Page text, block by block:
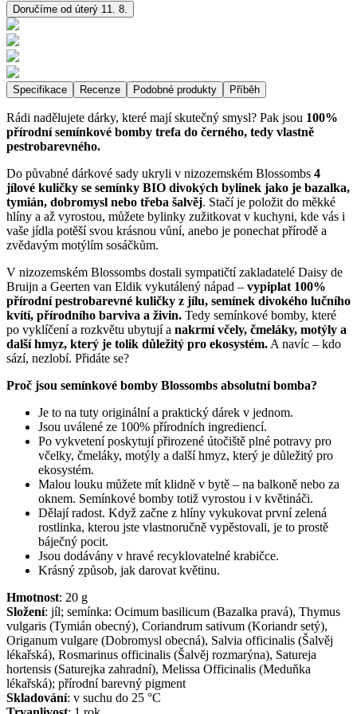
Doručíme od úterý 11. 8.
Specifikace Recenze Podobné produkty Příběh
Rádi nadělujete dárky, které mají skutečný smysl? Pak jsou 100%
přírodní semínkové bomby trefa do černého, tedy vlastně
pestrobarevného.
Do půvabné dárkové sady ukryli v nizozemském Blossombs 4
jílové kuličky se semínky BIO divokých bylinek jako je bazalka,
tymián, dobromysl nebo třeba šalvěj. Stačí je položit do měkké
hlíny a až vyrostou, můžete bylinky zužitkovat v kuchyni, kde vás i
vaše jídla potěší svou krásnou vůní, anebo je ponechat přírodě a
zvědavým motýlím sosáčkům.
V nizozemském Blossombs dostali sympatičtí zakladatelé Daisy de
Bruijn a Geerten van Eldik vykutálený nápad – vypiplat 100%
přírodní pestrobarevné kuličky z jílu, semínek divokého lučního
kvítí, přírodního barviva a živin. Tedy semínkové bomby, které
po vyklíčení a rozkvětu ubytují a nakrmí včely, čmeláky, motýly a
další hmyz, který je tolik důležitý pro ekosystém. A navíc – kdo
sází, nezlobí. Přidáte se?
Proč jsou semínkové bomby Blossombs absolutní bomba?
Je to na tuty originální a praktický dárek v jednom.
Jsou uválené ze 100% přírodních ingrediencí.
Po vykvetení poskytují přirozené útočiště plné potravy pro
včelky, čmeláky, motýly a další hmyz, který je důležitý pro
ekosystém.
Malou louku můžete mít klidně v bytě – na balkoně nebo za
oknem. Semínkové bomby totiž vyrostou i v květináči.
Dělají radost. Když začne z hlíny vykukovat první zelená
rostlinka, kterou jste vlastnoručně vypěstovali, je to prostě
báječný pocit.
Jsou dodávány v hravé recyklovatelné krabičce.
Krásný způsob, jak darovat květinu.
Hmotnost: 20 g
Složení: jíl; semínka: Ocimum basilicum (Bazalka pravá), Thymus
vulgaris (Tymián obecný), Coriandrum sativum (Koriandr setý),
Origanum vulgare (Dobromysl obecná), Salvia officinalis (Šalvěj
lékařská), Rosmarinus officinalis (Šalvěj rozmarýna), Satureja
hortensis (Saturejka zahradní), Melissa Officinalis (Meduňka
lékařská); přírodní barevný pigment
Skladování: v suchu do 25 °C